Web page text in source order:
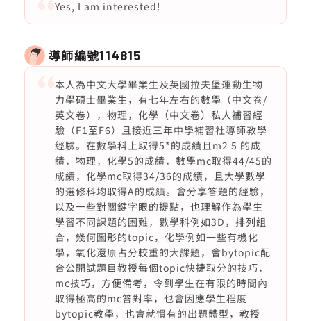
Yes, I am interested!
導師編號114815
本人為中文大學畢業生及英國拉夫堡運動生物
力學碩士畢業生，有七年左右的數學（中文卷/
英文卷），物理，化學（中文卷）私人補習經
驗（F1至F6）且接近三年中學補習社導師教學
經驗。在數學科上取得5*的成績且m2 5 的成
績，物理，化學5的成績，數學mc取得44/45的
成績，化學mc取得34/36的成績，且大學數學
的選修科均取得A的成績。會分享答題的經驗，
以及一些對關鍵字眼的提點，也理解作為學生
學習不同課題的困難，數學科例如3D，排列組
合，幾何圖形的topic，化學例如一些有機化
學，氧化還原占分較重的大課題，會bytopic配
合公開試題目教授每個topic快捷取分的技巧，
mc技巧，方便備考，令到學生在有限的時間內
取得極高的mc答對率，也會因應學生程度
bytopic教學，也會就慣有的出題體型，教授